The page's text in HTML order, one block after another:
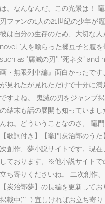
は。なんなんだ、この光景は！
刃ファンの1人の21世紀の少年が
彼は自分の生存のため、大切な
novel "人を喰らった禰豆子と腹
such as "腐滅の刃", "死ネタ" and
画・無限列車編』面白かったで
が見れたが見れただけで十分に
ですよね。 鬼滅の刃をジャンブ
の結末も話の展開も知っていま
んね。どういうことなのさ。 竈
【歌詞付き】【竈門炭治郎のう
次創作、夢小説サイトです。現
しております。※他小説サイトで
立ち寄りくださいね。 二次創作
【炭治郎夢】の長編を更新して
掲載中(*´-`) 宜しければお立ち寄